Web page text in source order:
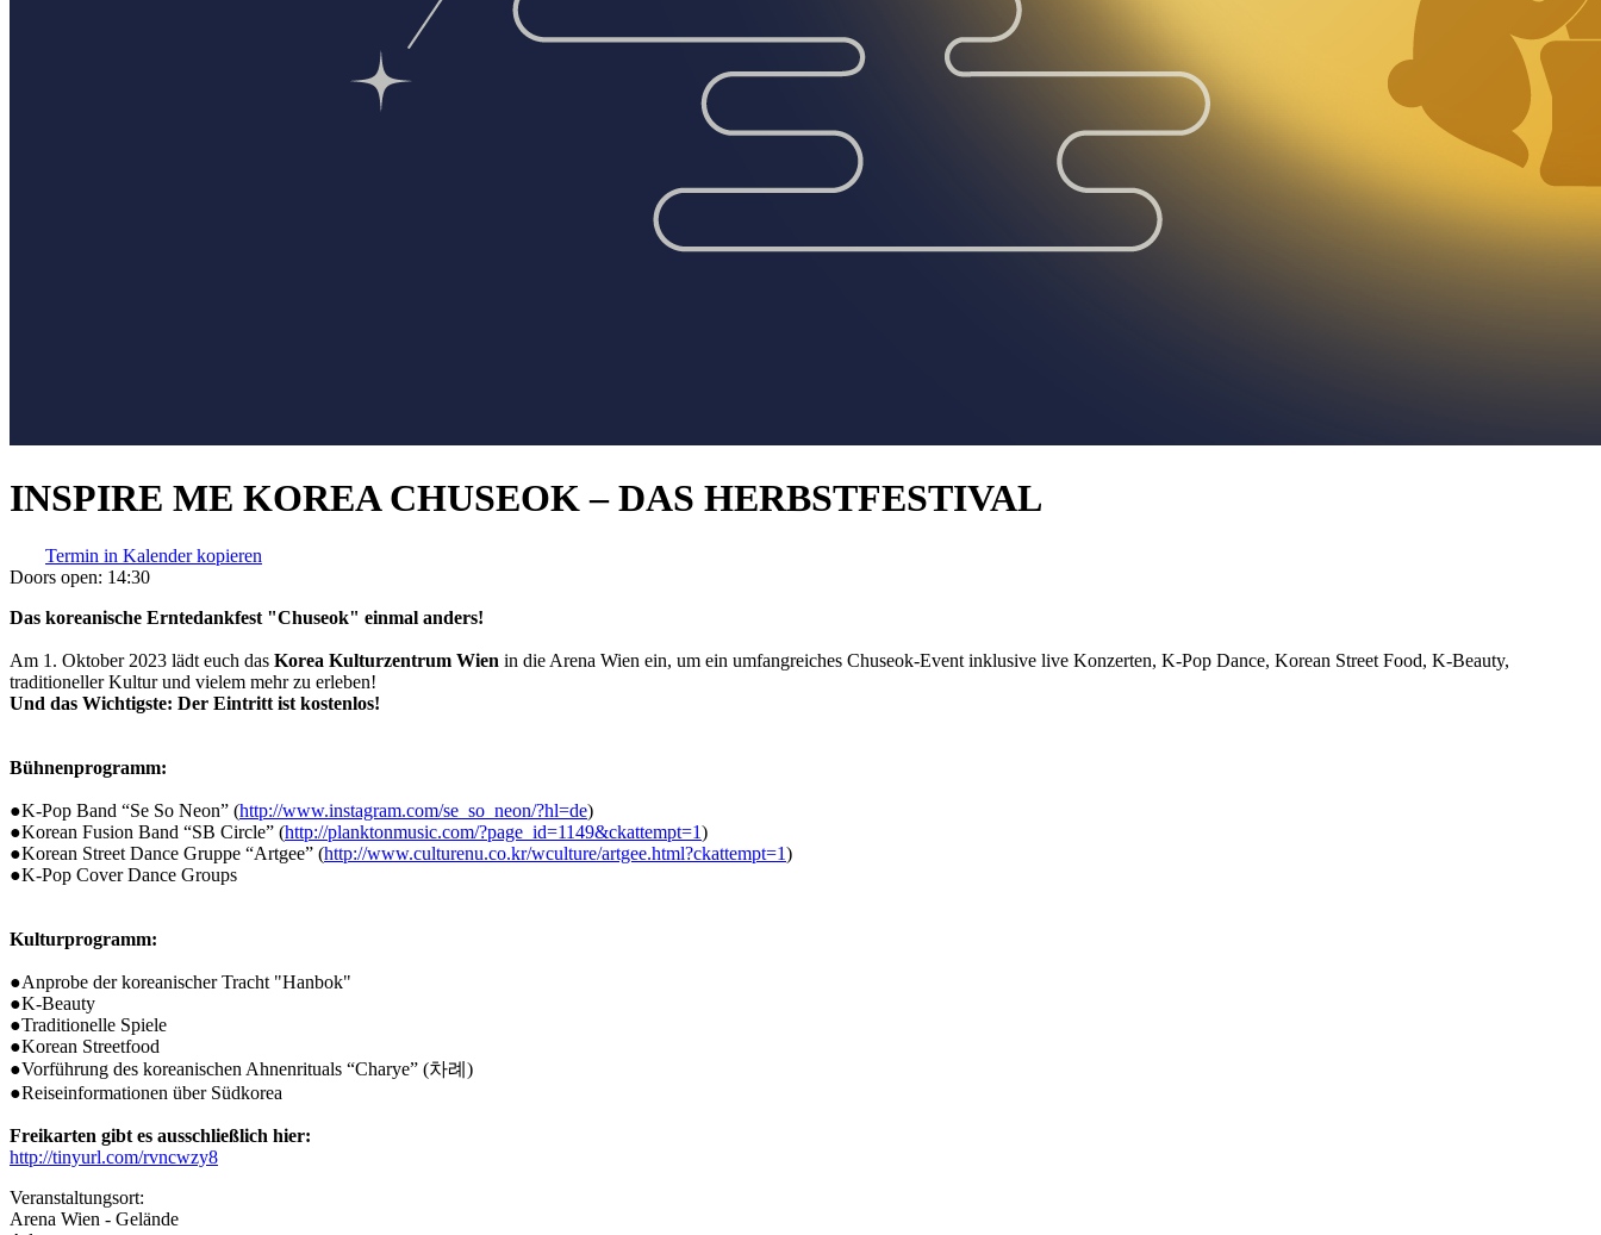
INSPIRE ME KOREA CHUSEOK – DAS HERBSTFESTIVAL
Termin in Kalender kopieren
Doors open: 14:30
Das koreanische Erntedankfest "Chuseok" einmal anders!
Am 1. Oktober 2023 lädt euch das Korea Kulturzentrum Wien in die Arena Wien ein, um ein umfangreiches Chuseok-Event inklusive live Konzerten, K-Pop Dance, Korean Street Food, K-Beauty,
traditioneller Kultur und vielem mehr zu erleben!
Und das Wichtigste: Der Eintritt ist kostenlos!
Bühnenprogramm:
●K-Pop Band “Se So Neon” (http://www.instagram.com/se_so_neon/?hl=de)
●Korean Fusion Band “SB Circle” (http://planktonmusic.com/?page_id=1149&ckattempt=1)
●Korean Street Dance Gruppe “Artgee” (http://www.culturenu.co.kr/wculture/artgee.html?ckattempt=1)
●K-Pop Cover Dance Groups
Kulturprogramm:
●Anprobe der koreanischer Tracht "Hanbok"
●K-Beauty
●Traditionelle Spiele
●Korean Streetfood
●Vorführung des koreanischen Ahnenrituals “Charye” (차례)
●Reiseinformationen über Südkorea
Freikarten gibt es ausschließlich hier:
http://tinyurl.com/rvncwzy8
Veranstaltungsort:
Arena Wien - Gelände